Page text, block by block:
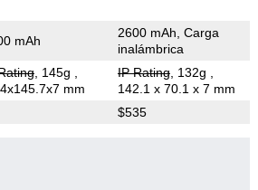
mAh
2600 mAh, Carga
inalámbrica
, 145g
mm
IP Rating, 132g
142.1 x 70.1 x 7 mm
$535